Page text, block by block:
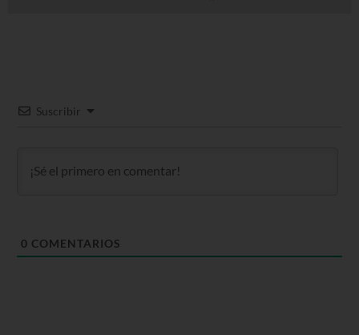
Suscribir
0 COMENTARIOS